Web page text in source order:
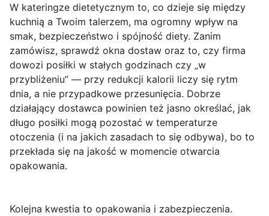
W kateringze dietetycznym to, co dzieje się między
kuchnią a Twoim talerzem, ma ogromny wpływ na
smak, bezpieczeństwo i spójność diety. Zanim
zamówisz, sprawdź okna dostaw oraz to, czy firma
dowozi posiłki w stałych godzinach czy „w
przybliżeniu” — przy redukcji kalorii liczy się rytm
dnia, a nie przypadkowe przesunięcia. Dobrze
działający dostawca powinien też jasno określać, jak
długo posiłki mogą pozostać w temperaturze
otoczenia (i na jakich zasadach to się odbywa), bo to
przekłada się na jakość w momencie otwarcia
opakowania.
Kolejna kwestia to opakowania i zabezpieczenia.